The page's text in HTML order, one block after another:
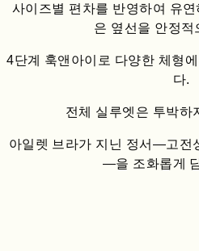
사이즈별 편차를 반영하여 유
은 옆선을 안정적
4단계 훅앤아이로 다양한 체형
다.
전체 실루엣은 투박하
아일렛 브라가 지닌 정서—고전
—을 조화롭게